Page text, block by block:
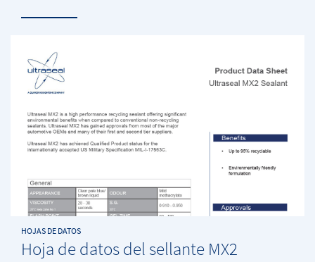
HOJAS DE DATOS
Hoja de datos del sellante MX2